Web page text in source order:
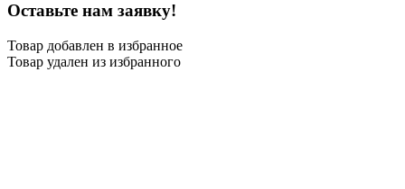
Оставьте нам заявку!
Товар добавлен в избранное
Товар удален из избранного